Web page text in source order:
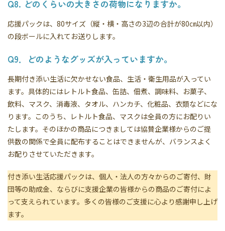
Q8. どのくらいの大きさの荷物になりますか。
応援パックは、80サイズ（縦・横・高さの3辺の合計が80㎝以内）
の段ボールに入れてお送りします。
Q9．どのようなグッズが入っていますか。
長期付き添い生活に欠かせない食品、生活・衛生用品が入ってい
ます。具体的にはレトルト食品、缶詰、佃煮、調味料、お菓子、
飲料、マスク、消毒液、タオル、ハンカチ、化粧品、衣類などにな
ります。このうち、レトルト食品、マスクは全員の方にお配りい
たします。そのほかの商品につきましては協賛企業様からのご提
供数の関係で全員に配布することはできませんが、バランスよく
お配りさせていただきます。
付き添い生活応援パックは、個人・法人の方々からのご寄付、財
団等の助成金、ならびに支援企業の皆様からの商品のご寄付によ
って支えられています。多くの皆様のご支援に心より感謝申し上げ
ます。